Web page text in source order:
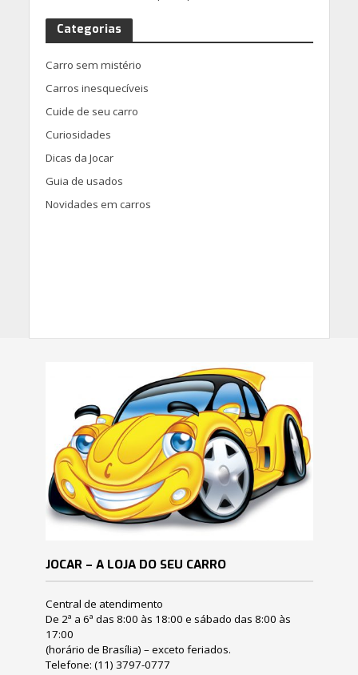
Categorias
Carro sem mistério
Carros inesquecíveis
Cuide de seu carro
Curiosidades
Dicas da Jocar
Guia de usados
Novidades em carros
JOCAR – A LOJA DO SEU CARRO
Central de atendimento
De 2ª a 6ª das 8:00 às 18:00 e sábado das 8:00 às
17:00
(horário de Brasília) – exceto feriados.
Telefone: (11) 3797-0777